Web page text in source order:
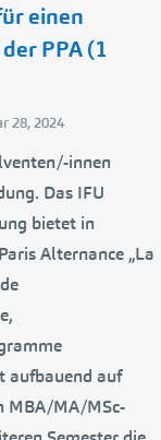
einen
PPA (1
28, 2024
innen
Das IFU
bietet in
Alternance „La
aufbauend auf
MBA/MA/MSc-